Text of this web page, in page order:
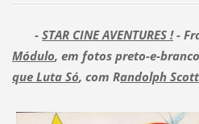
- STAR CINE AVENTURES !-
Módulo, em fotos preto-e-
que Luta Só, com Randolph Scott